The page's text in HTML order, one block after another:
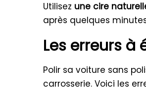
Utilisez une cire
après quelques
Les erreurs à
Polir sa voiture sans
carrosserie. Voici les